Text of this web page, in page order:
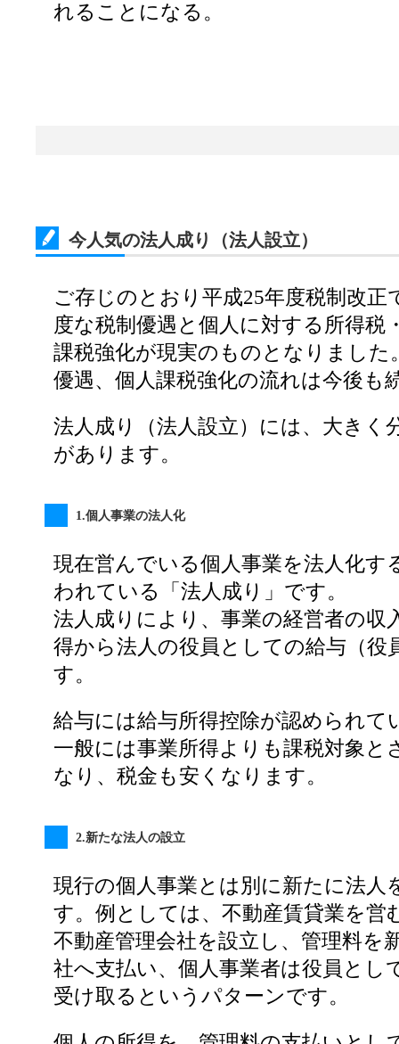
れることになる。
今人気の法人成り（法人設立）
ご存じのとおり平成25年度税制改正
度な税制優遇と個人に対する所得税
課税強化が現実のものとなりました
優遇、個人課税強化の流れは今後も
法人成り（法人設立）には、大きく
があります。
1.個人事業の法人化
現在営んでいる個人事業を法人化す
われている「法人成り」です。
法人成りにより、事業の経営者の収
得から法人の役員としての給与（役
す。
給与には給与所得控除が認められて
一般には事業所得よりも課税対象と
なり、税金も安くなります。
2.新たな法人の設立
現行の個人事業とは別に新たに法人
す。例としては、不動産賃貸業を営
不動産管理会社を設立し、管理料を
社へ支払い、個人事業者は役員とし
受け取るというパターンです。